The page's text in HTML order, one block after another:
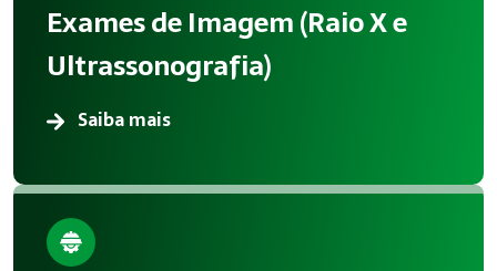
Exames de Imagem (Raio X e
Ultrassonografia)
Saiba mais